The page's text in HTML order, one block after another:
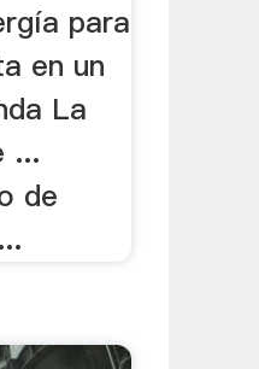
para
en un
La
...
de